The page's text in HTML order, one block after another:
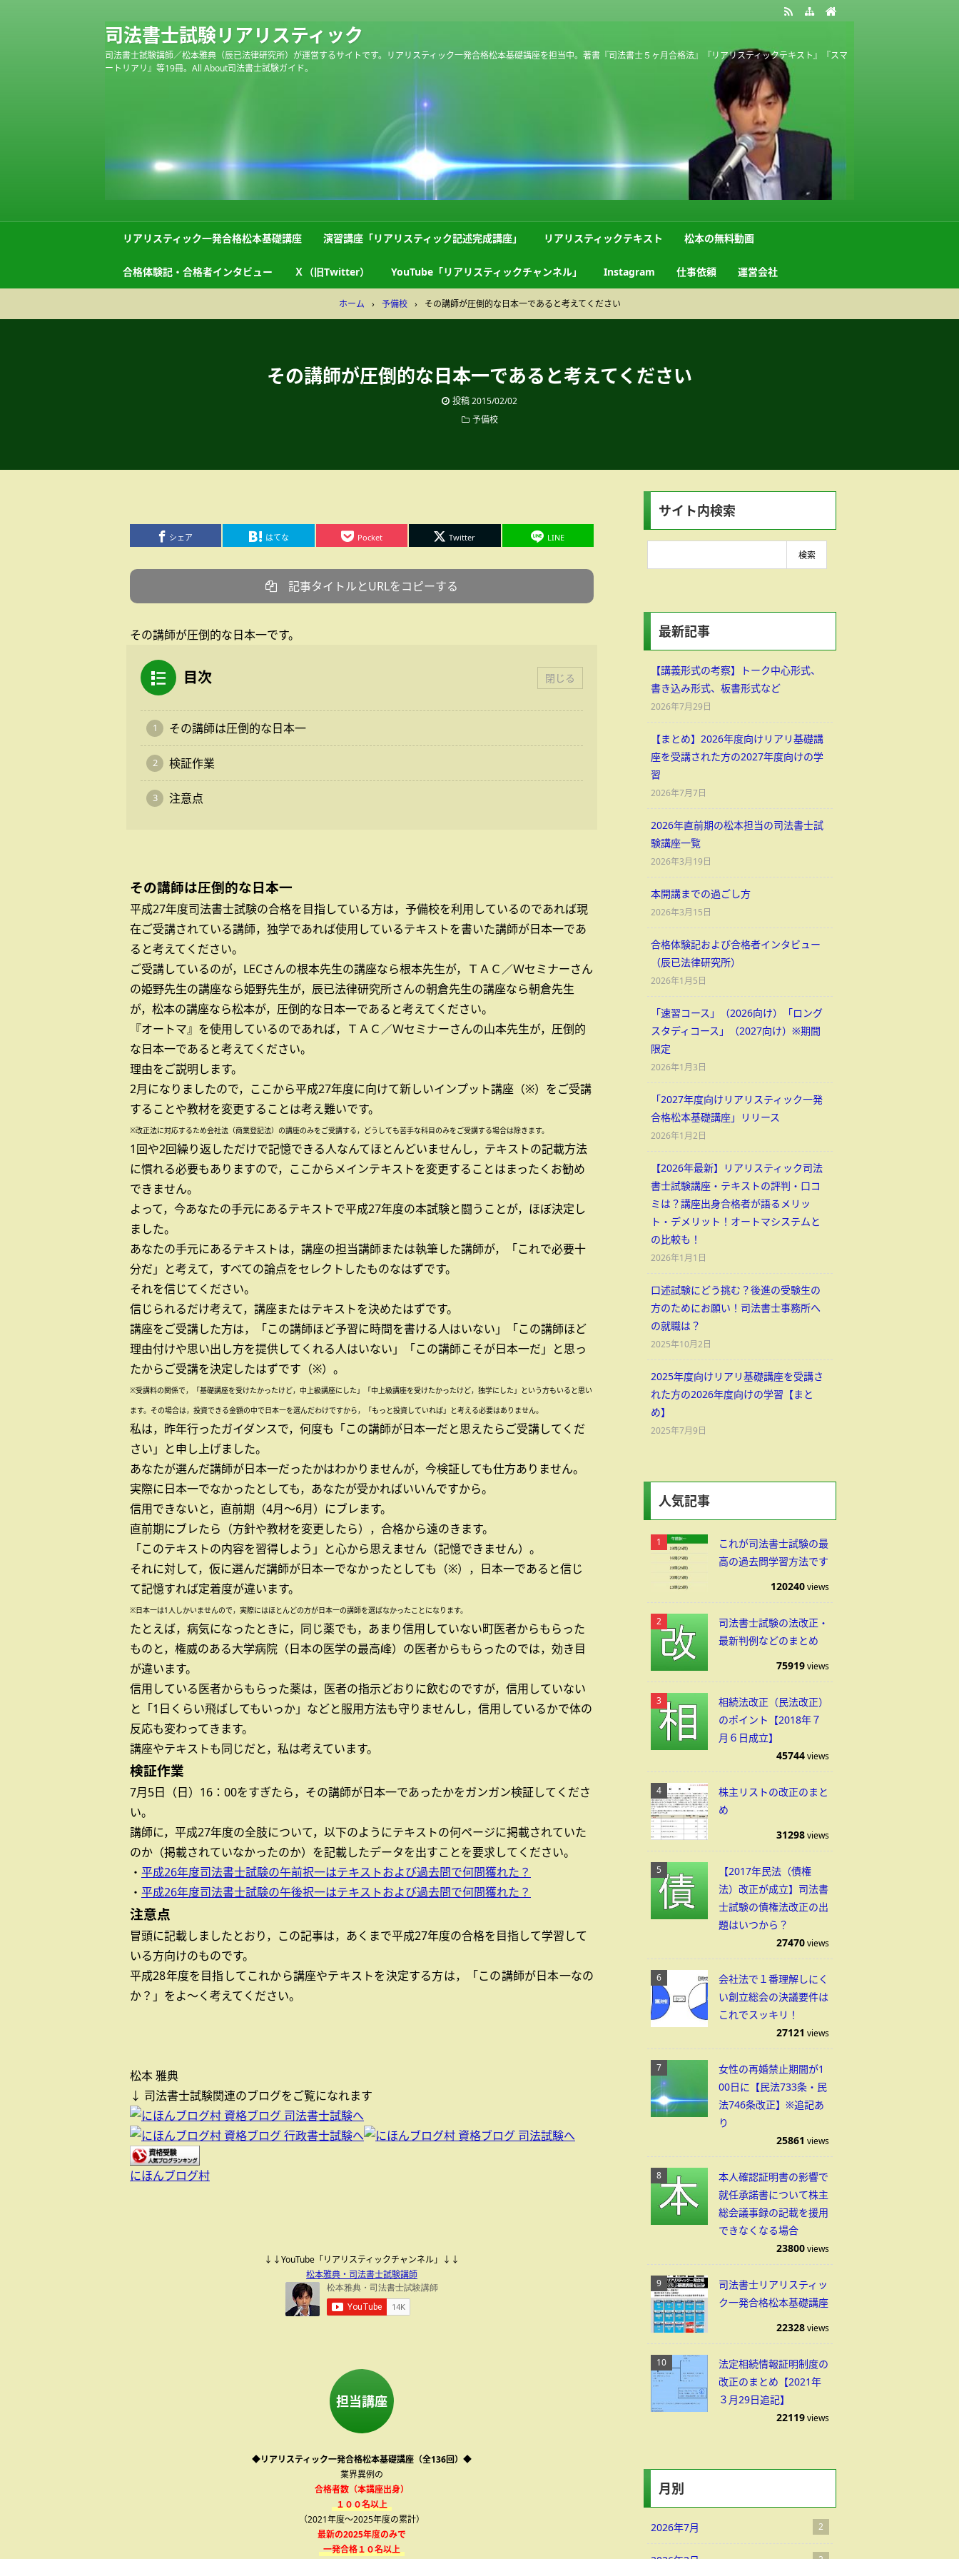
司法書士試験リアリスティック
司法書士試験講師／松本雅典（辰已法律研究所）が運営するサイトです。リアリスティック一発合格松本基礎講座を担当中。著書『司法書士５ヶ月合格法』『リアリスティックテキスト』『スマ
ートリアリ』等19冊。All About司法書士試験ガイド。
リアリスティック一発合格松本基礎講座 演習講座「リアリスティック記述完成講座」 リアリスティックテキスト 松本の無料動画
合格体験記・合格者インタビュー Ｘ（旧Twitter） YouTube「リアリスティックチャンネル」 Instagram 仕事依頼 運営会社
ホーム › 予備校 › その講師が圧倒的な日本一であると考えてください
その講師が圧倒的な日本一であると考えてください
投稿2015/02/02
予備校
シェア はてな Pocket Twitter LINE
記事タイトルとURLをコピーする
その講師が圧倒的な日本一です。
目次 閉じる
その講師は圧倒的な日本一
検証作業
注意点
その講師は圧倒的な日本一
平成27年度司法書士試験の合格を目指している方は，予備校を利用しているのであれば現
在ご受講されている講師，独学であれば使用しているテキストを書いた講師が日本一であ
ると考えてください。
ご受講しているのが，LECさんの根本先生の講座なら根本先生が，ＴＡＣ／Ｗセミナーさん
の姫野先生の講座なら姫野先生が，辰已法律研究所さんの朝倉先生の講座なら朝倉先生
が，松本の講座なら松本が，圧倒的な日本一であると考えてください。
『オートマ』を使用しているのであれば，ＴＡＣ／Ｗセミナーさんの山本先生が，圧倒的
な日本一であると考えてください。
理由をご説明します。
2月になりましたので，ここから平成27年度に向けて新しいインプット講座（※）をご受講
することや教材を変更することは考え難いです。
※改正法に対応するため会社法（商業登記法）の講座のみをご受講する，どうしても苦手な科目のみをご受講する場合は除きます。
1回や2回繰り返しただけで記憶できる人なんてほとんどいませんし，テキストの記載方法
に慣れる必要もありますので，ここからメインテキストを変更することはまったくお勧め
できません。
よって，今あなたの手元にあるテキストで平成27年度の本試験と闘うことが，ほぼ決定し
ました。
あなたの手元にあるテキストは，講座の担当講師または執筆した講師が，「これで必要十
分だ」と考えて，すべての論点をセレクトしたものなはずです。
それを信じてください。
信じられるだけ考えて，講座またはテキストを決めたはずです。
講座をご受講した方は，「この講師ほど予習に時間を書ける人はいない」「この講師ほど
理由付けや思い出し方を提供してくれる人はいない」「この講師こそが日本一だ」と思っ
たからご受講を決定したはずです（※）。
※受講料の関係で，「基礎講座を受けたかったけど，中上級講座にした」「中上級講座を受けたかったけど，独学にした」という方もいると思い
ます。その場合は，投資できる金額の中で日本一を選んだわけですから，「もっと投資していれば」と考える必要はありません。
私は，昨年行ったガイダンスで，何度も「この講師が日本一だと思えたらご受講してくだ
さい」と申し上げました。
あなたが選んだ講師が日本一だったかはわかりませんが，今検証しても仕方ありません。
実際に日本一でなかったとしても，あなたが受かればいいんですから。
信用できないと，直前期（4月～6月）にブレます。
直前期にブレたら（方針や教材を変更したら），合格から遠のきます。
「このテキストの内容を習得しよう」と心から思えません（記憶できません）。
それに対して，仮に選んだ講師が日本一でなかったとしても（※），日本一であると信じ
て記憶すれば定着度が違います。
※日本一は1人しかいませんので，実際にはほとんどの方が日本一の講師を選ばなかったことになります。
たとえば，病気になったときに，同じ薬でも，あまり信用していない町医者からもらった
ものと，権威のある大学病院（日本の医学の最高峰）の医者からもらったのでは，効き目
が違います。
信用している医者からもらった薬は，医者の指示どおりに飲むのですが，信用していない
と「1日くらい飛ばしてもいっか」などと服用方法も守りませんし，信用しているかで体の
反応も変わってきます。
講座やテキストも同じだと，私は考えています。
検証作業
7月5日（日）16：00をすぎたら，その講師が日本一であったかをガンガン検証してくださ
い。
講師に，平成27年度の全肢について，以下のようにテキストの何ページに掲載されていた
のか（掲載されていなかったのか）を記載したデータを出すことを要求してください。
・ 平成26年度司法書士試験の午前択一はテキストおよび過去問で何問獲れた？
・ 平成26年度司法書士試験の午後択一はテキストおよび過去問で何問獲れた？
注意点
冒頭に記載しましたとおり，この記事は，あくまで平成27年度の合格を目指して学習して
いる方向けのものです。
平成28年度を目指してこれから講座やテキストを決定する方は，「この講師が日本一なの
か？」をよ～く考えてください。
松本 雅典
↓ 司法書士試験関連のブログをご覧になれます
にほんブログ村
↓↓YouTube「リアリスティックチャンネル」↓↓
松本雅典・司法書士試験講師
担当講座
◆リアリスティック一発合格松本基礎講座（全136回）◆
業界異例の
合格者数（本講座出身）
１００名以上
（2021年度～2025年度の累計）
最新の2025年度のみで
一発合格１０名以上
サイト内検索
最新記事
【講義形式の考察】トーク中心形式、
書き込み形式、板書形式など
2026年7月29日
【まとめ】2026年度向けリアリ基礎講
座を受講された方の2027年度向けの学
習
2026年7月7日
2026年直前期の松本担当の司法書士試
験講座一覧
2026年3月19日
本開講までの過ごし方
2026年3月15日
合格体験記および合格者インタビュー
（辰已法律研究所）
2026年1月5日
「速習コース」（2026向け）「ロング
スタディコース」（2027向け）※期間
限定
2026年1月3日
「2027年度向けリアリスティック一発
合格松本基礎講座」リリース
2026年1月2日
【2026年最新】リアリスティック司法
書士試験講座・テキストの評判・口コ
ミは？講座出身合格者が語るメリッ
ト・デメリット！オートマシステムと
の比較も！
2026年1月1日
口述試験にどう挑む？後進の受験生の
方のためにお願い！司法書士事務所へ
の就職は？
2025年10月2日
2025年度向けリアリ基礎講座を受講さ
れた方の2026年度向けの学習【まと
め】
2025年7月9日
人気記事
これが司法書士試験の最
高の過去問学習方法です
120240views
司法書士試験の法改正・
最新判例などのまとめ
75919views
相続法改正（民法改正）
のポイント【2018年７
月６日成立】
45744views
株主リストの改正のまと
め
31298views
【2017年民法（債権
法）改正が成立】司法書
士試験の債権法改正の出
題はいつから？
27470views
会社法で１番理解しにく
い創立総会の決議要件は
これでスッキリ！
27121 views
女性の再婚禁止期間が1
00日に【民法733条・民
法746条改正】※追記あ
り
25861 views
本人確認証明書の影響で
就任承諾書について株主
総会議事録の記載を援用
できなくなる場合
23800views
司法書士リアリスティッ
ク一発合格松本基礎講座
22328views
法定相続情報証明制度の
改正のまとめ【2021年
３月29日追記】
22119views
月別
2026年7月 2